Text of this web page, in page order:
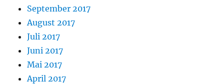
September 2017
August 2017
Juli 2017
Juni 2017
Mai 2017
April 2017